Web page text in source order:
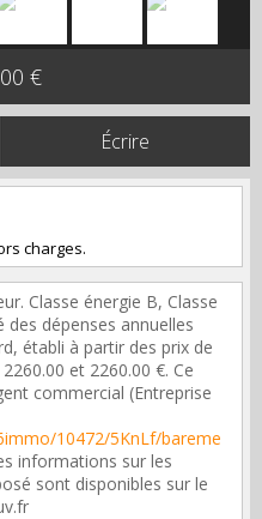
€
Écrire
charges.
Classe énergie B, Classe
dépenses annuelles
établi à partir des prix de
et 2260.00 €. Ce
commercial (Entreprise
10472/5KnLf/bareme
informations sur les
sont disponibles sur le